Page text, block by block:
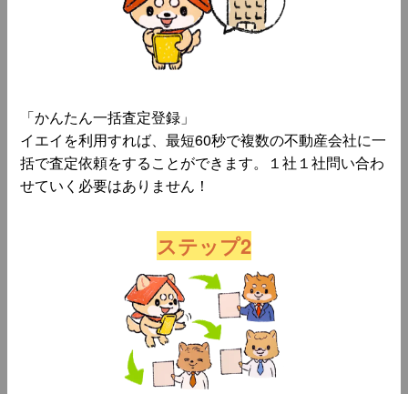
「かんたん一括査定登録」
イエイを利用すれば、最短60秒で複数の不動産会社に一
括で査定依頼をすることができます。１社１社問い合わ
せていく必要はありません！
ステップ2